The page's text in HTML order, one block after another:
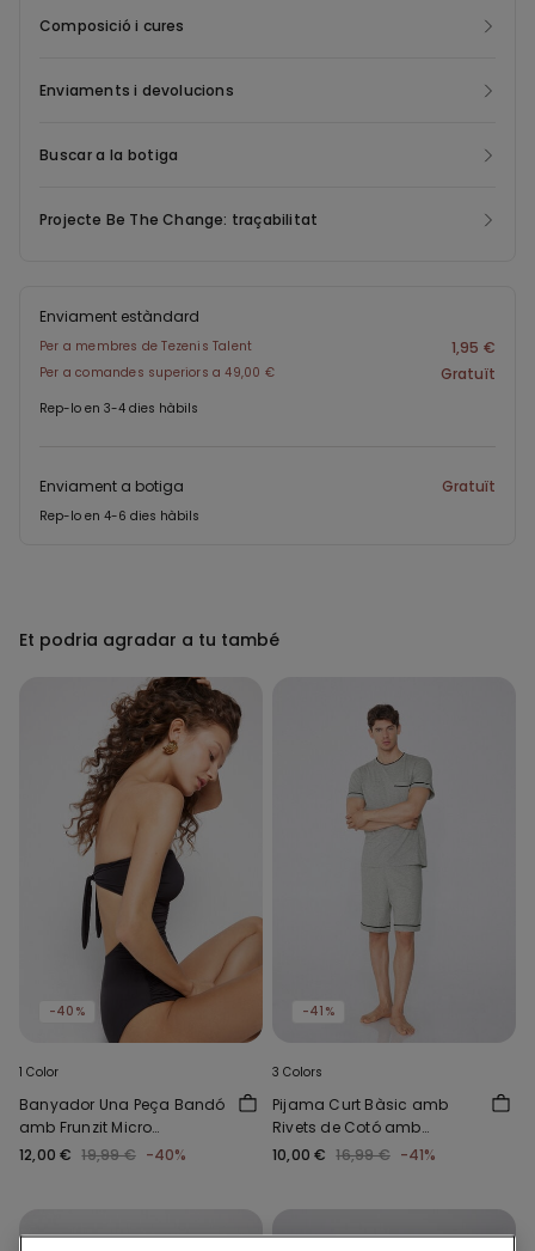
Composició i cures
Enviaments i devolucions
Buscar a la botiga
Projecte Be The Change: traçabilitat
Enviament estàndard
Per a membres de Tezenis Talent 1,95 €
Per a comandes superiors a 49,00 € Gratuït
Rep-lo en 3-4 dies hàbils
Enviament a botiga Gratuït
Rep-lo en 4-6 dies hàbils
Et podria agradar a tu també
-40%
1 Color
Banyador Una Peça Bandó
amb Frunzit Micro
Reciclada
12,00 € 19,99 € -40%
-41%
3 Colors
Pijama Curt Bàsic amb
Rivets de Cotó amb
Butxaques
10,00 € 16,99 € -41%